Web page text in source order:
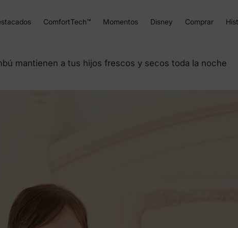
ComfortTech™ Momentos Disney Comprar
mantienen a tus hijos frescos y secos toda la noche